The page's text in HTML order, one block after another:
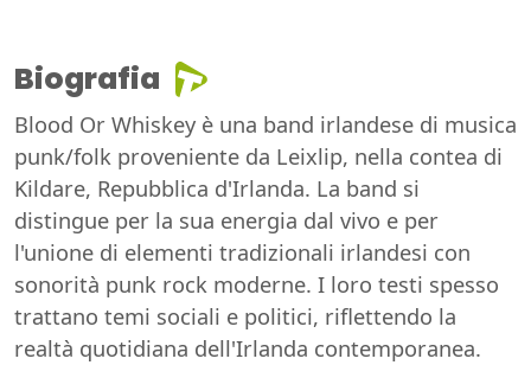
Biografia
Blood Or Whiskey è una band irlandese di musica
punk/folk proveniente da Leixlip, nella contea di
Kildare, Repubblica d'Irlanda. La band si
distingue per la sua energia dal vivo e per
l'unione di elementi tradizionali irlandesi con
sonorità punk rock moderne. I loro testi spesso
trattano temi sociali e politici, riflettendo la
realtà quotidiana dell'Irlanda contemporanea.